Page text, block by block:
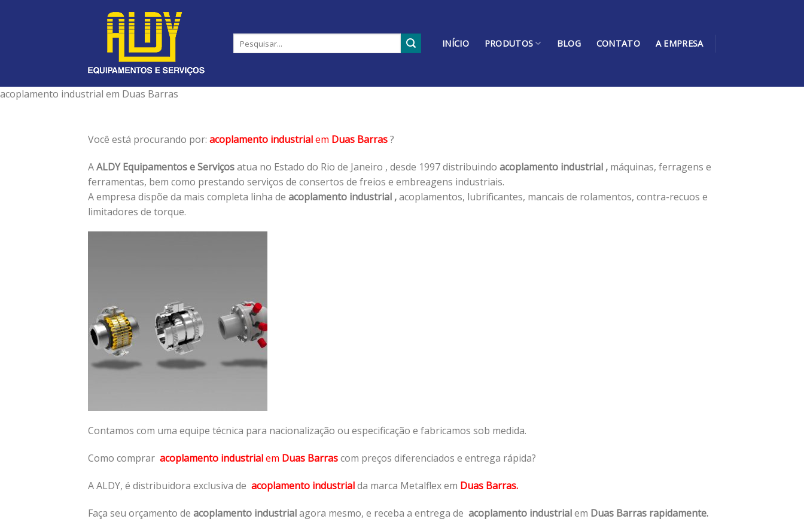
INÍCIO PRODUTOS BLOG CONTATO A EMPRESA
acoplamento industrial em Duas Barras
Você está procurando por: acoplamento industrialem Duas Barras?
AALDY Equipamentos e Serviçosatua no Estado do Rio de Janeiro , desde 1997 distribuindo acoplamento industrial , máquinas, ferragens e
ferramentas, bem como prestando serviços de consertos de freios e embreagens industriais.
A empresa dispõe da mais completa linha de acoplamento industrial ,acoplamentos, lubrificantes, mancais de rolamentos, contra-recuos e
limitadores de torque.
Contamos com uma equipe técnica para nacionalização ou especificação e fabricamos sob medida.
Como comprar acoplamento industrialem Duas Barrascom preços diferenciados e entrega rápida?
A ALDY, é distribuidora exclusiva de acoplamento industrialda marca Metalflex em Duas Barras.
Faça seu orçamento de acoplamento industrialagora mesmo, e receba a entrega de acoplamento industrialem Duas Barras rapidamente.